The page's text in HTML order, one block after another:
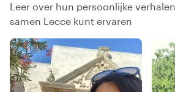
Leer over hun persoonlijke
samen Lecce kunt ervaren